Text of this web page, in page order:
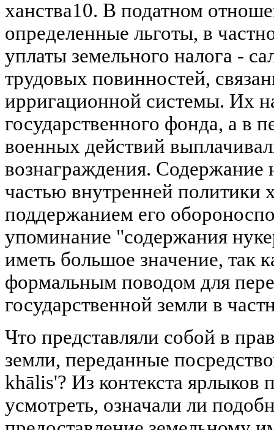
ханства10. В податном
определенные льготы, в
уплаты земельного налога -
трудовых повинностей,
ирригационной системы. Их
государственного фонда, а в
военных действий
вознаграждения. Содержание
частью внутренней политики
поддержанием его
упоминание "содержания
иметь большое значение, так
формальным поводом для
государственной земли в
Что представляли собой в
земли, переданные
khālis'? Из контекста ярлыков
усмотреть, означали ли